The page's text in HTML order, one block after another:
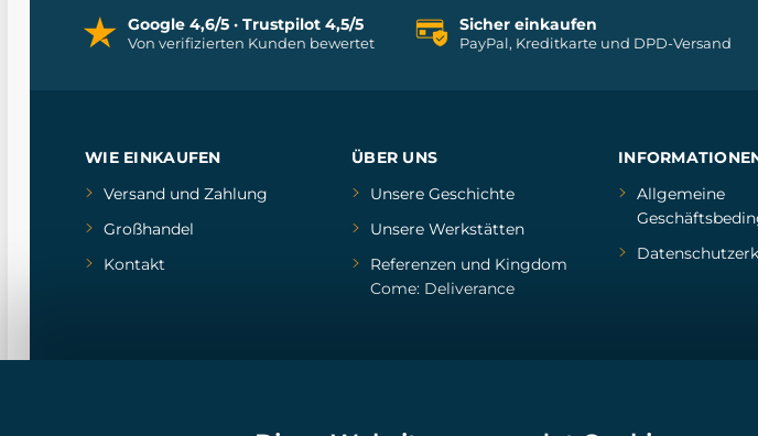
Google 4,6/5 · Trustpilot 4,5/5
Von verifizierten Kunden bewertet
Sicher einkaufen
PayPal, Kreditkarte und DPD-Versand
WIE EINKAUFEN
Versand und Zahlung
Großhandel
Kontakt
ÜBER UNS
Unsere Geschichte
Unsere Werkstätten
Referenzenund Kingdom
Come: Deliverance
Allgemeine